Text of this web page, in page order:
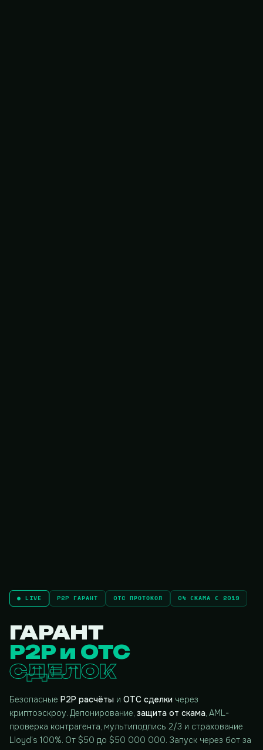
● LIVE P2P ГАРАНТ OTC ПРОТОКОЛ 0% СКАМА С 2019
ГАРАНТ
P2P и OTC
СДЕЛОК
Безопасные P2P расчёты и OTC сделки через
криптоэскроу. Депонирование, защита от скама , AML-
проверка контрагента, мультиподпись 2/3 и страхование
Lloyd's 100%. От $50 до $50 000 000. Запуск через бот за